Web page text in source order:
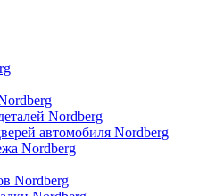
Nordberg
автомобиля Nordberg
Nordberg
Nordberg